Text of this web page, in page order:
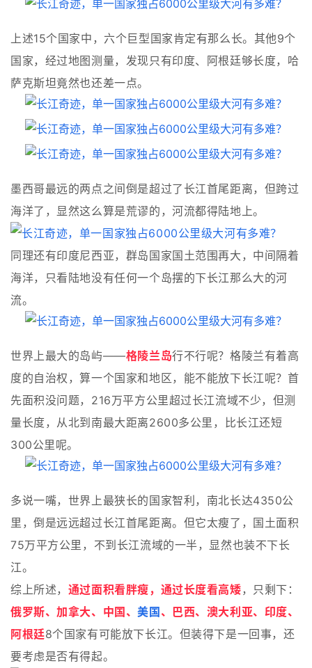
上述15个国家中，六个巨型国家肯定有那么长。其他9个
国家，经过地图测量，发现只有印度、阿根廷够长度，哈
萨克斯坦竟然也还差一点。
墨西哥最远的两点之间倒是超过了长江首尾距离，但跨过
海洋了，显然这么算是荒谬的，河流都得陆地上。
同理还有印度尼西亚，群岛国家国土范围再大，中间隔着
海洋，只看陆地没有任何一个岛摆的下长江那么大的河
流。
世界上最大的岛屿——格陵兰岛行不行呢？格陵兰有着高
度的自治权，算一个国家和地区，能不能放下长江呢？首
先面积没问题，216万平方公里超过长江流域不少，但测
量长度，从北到南最大距离2600多公里，比长江还短
300公里呢。
多说一嘴，世界上最狭长的国家智利，南北长达4350公
里，倒是远远超过长江首尾距离。但它太瘦了，国土面积
75万平方公里，不到长江流域的一半，显然也装不下长
江。
综上所述， 通过面积看胖瘦，通过长度看高矮 ， 只剩下：
俄罗斯、加拿大、中国、美国 、巴西、澳大利亚、印度、
阿根廷8个国家有可能放下长江。但装得下是一回事，还
要考虑是否有得起。